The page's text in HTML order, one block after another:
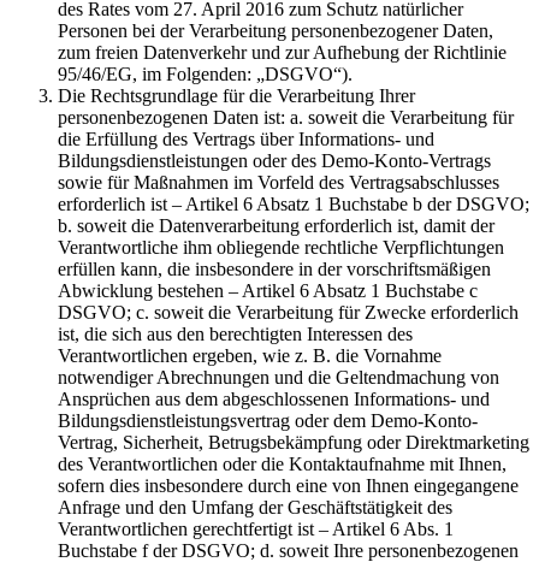
des Rates vom 27. April 2016 zum Schutz natürlicher
Personen bei der Verarbeitung personenbezogener Daten,
zum freien Datenverkehr und zur Aufhebung der Richtlinie
95/46/EG, im Folgenden: „DSGVO“).
Die Rechtsgrundlage für die Verarbeitung Ihrer
personenbezogenen Daten ist: a. soweit die Verarbeitung für
die Erfüllung des Vertrags über Informations- und
Bildungsdienstleistungen oder des Demo-Konto-Vertrags
sowie für Maßnahmen im Vorfeld des Vertragsabschlusses
erforderlich ist – Artikel 6 Absatz 1 Buchstabe b der DSGVO;
b. soweit die Datenverarbeitung erforderlich ist, damit der
Verantwortliche ihm obliegende rechtliche Verpflichtungen
erfüllen kann, die insbesondere in der vorschriftsmäßigen
Abwicklung bestehen – Artikel 6 Absatz 1 Buchstabe c
DSGVO; c. soweit die Verarbeitung für Zwecke erforderlich
ist, die sich aus den berechtigten Interessen des
Verantwortlichen ergeben, wie z. B. die Vornahme
notwendiger Abrechnungen und die Geltendmachung von
Ansprüchen aus dem abgeschlossenen Informations- und
Bildungsdienstleistungsvertrag oder dem Demo-Konto-
Vertrag, Sicherheit, Betrugsbekämpfung oder Direktmarketing
des Verantwortlichen oder die Kontaktaufnahme mit Ihnen,
sofern dies insbesondere durch eine von Ihnen eingegangene
Anfrage und den Umfang der Geschäftstätigkeit des
Verantwortlichen gerechtfertigt ist – Artikel 6 Abs. 1
Buchstabe f der DSGVO; d. soweit Ihre personenbezogenen